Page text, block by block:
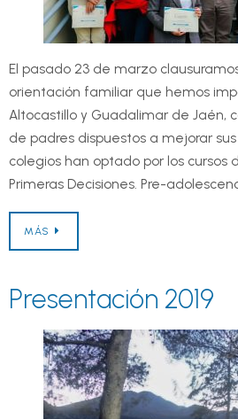
El pasado 23 de marzo
orientación familiar que hemos
Altocastillo y Guadalimar de Jaén,
de padres dispuestos a mejorar
colegios han optado por los cursos
Primeras Decisiones. Pre-
MÁS
Presentación 2019